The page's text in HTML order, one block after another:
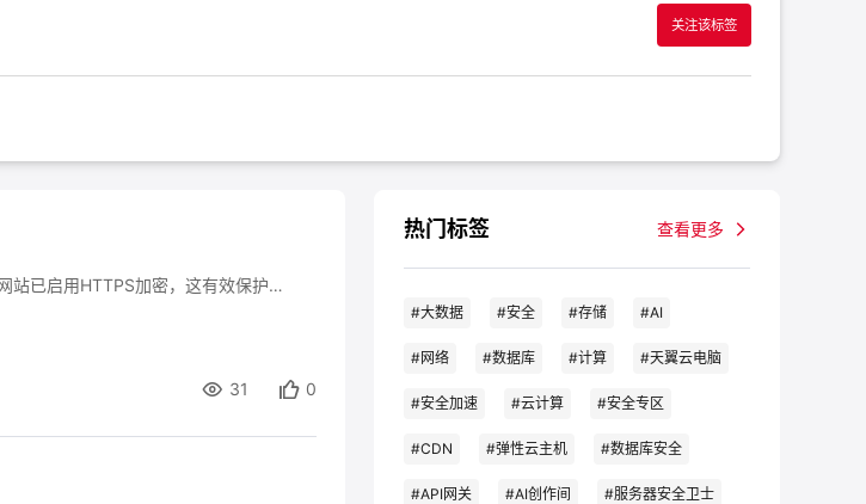
助力您的业务扬帆出海，通达全球！
“一云多芯、一云多态”,国产化软件全面适配，
云上钜惠 天翼云奖励推广计划
奖励
您的洞察，重塑科技边界
关注该标签
在数字化时代，SSL/TLS协议已成为网络通信安全的基石。据统计，全球超过90%的网站已启用HTTPS加密，这有效保护了用户数据隐私，但也给网络运维和安全分析带来了新挑战——加密流量如同"黑盒"，传统抓包工具无法直接解析内容。对于开发工程师而言，掌握SSL解密技术不仅是调试加密通信的必备技能，更是进行性能优化、安全审计和故障排查的关键能力。 本文将以Wireshark为核心工具，系统阐述SSL解密的技术原理、配置方法及实战案例，帮助读者突破加密流量的分析障碍，提升网络调试效率。
31 0
热门标签 查看更多
#大数据 #安全 #存储 #AI
#网络 #数据库 #计算 #天翼云电脑
#安全加速 #云计算 #安全专区
#CDN #弹性云主机 #数据库安全
#API网关 #AI创作间 #服务器安全卫士